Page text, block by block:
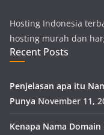
Hosting Indonesia
hosting murah dan
Recent Posts
Penjelasan apa itu
Punya November 11,
Kenapa Nama